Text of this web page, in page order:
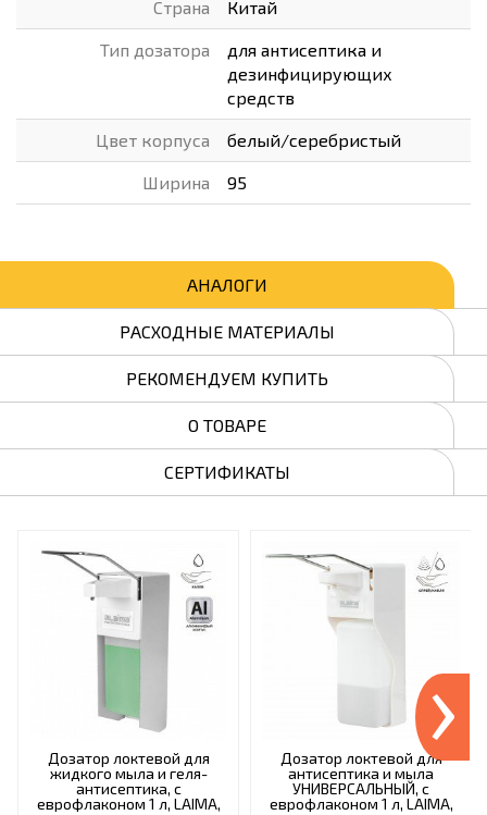
Страна Китай
Тип дозатора
для антисептика и
дезинфицирующих
средств
Цвет корпуса белый/серебристый
Ширина 95
АНАЛОГИ
РАСХОДНЫЕ МАТЕРИАЛЫ
РЕКОМЕНДУЕМ КУПИТЬ
О ТОВАРЕ
СЕРТИФИКАТЫ
Дозатор локтевой для
жидкого мыла и геля-
антисептика, с
еврофлаконом 1 л, LAIMA,
Дозатор локтевой для
антисептика и мыла
УНИВЕРСАЛЬНЫЙ, с
еврофлаконом 1 л, LAIMA,
›